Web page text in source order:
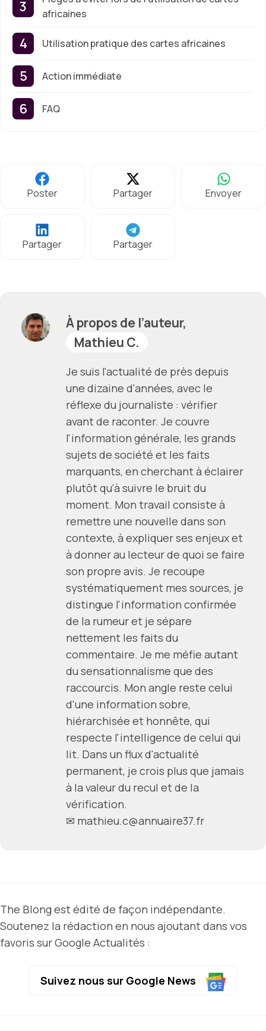
africaines
Utilisation pratique des cartes africaines
Action immédiate
FAQ
Poster Partager Envoyer
Partager Partager
À propos de l’auteur,
Mathieu C.
Je suis l'actualité de près depuis
une dizaine d'années, avec le
réflexe du journaliste : vérifier
avant de raconter. Je couvre
l'information générale, les grands
sujets de société et les faits
marquants, en cherchant à éclairer
plutôt qu'à suivre le bruit du
moment. Mon travail consiste à
remettre une nouvelle dans son
contexte, à expliquer ses enjeux et
à donner au lecteur de quoi se faire
son propre avis. Je recoupe
systématiquement mes sources, je
distingue l'information confirmée
de la rumeur et je sépare
nettement les faits du
commentaire. Je me méfie autant
du sensationnalisme que des
raccourcis. Mon angle reste celui
d'une information sobre,
hiérarchisée et honnête, qui
respecte l'intelligence de celui qui
lit. Dans un flux d'actualité
permanent, je crois plus que jamais
à la valeur du recul et de la
vérification.
✉ mathieu.c@annuaire37.fr
The Blong est édité de façon indépendante.
Soutenez la rédaction en nous ajoutant dans vos
favoris sur Google Actualités :
Suivez nous sur Google News